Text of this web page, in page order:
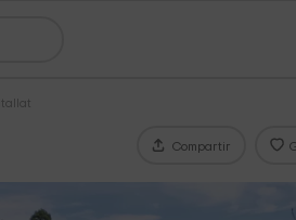
Compartir